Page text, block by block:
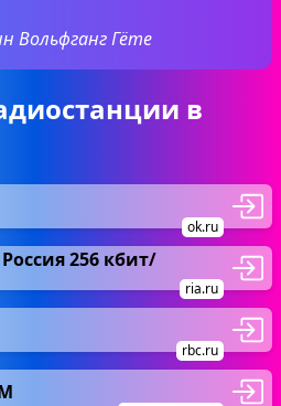
Вольфганг Гёте
в
ok.ru
256 кбит/
ria.ru
rbc.ru